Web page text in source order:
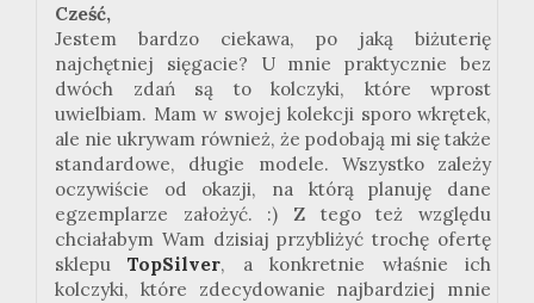
Cześć,
Jestem bardzo ciekawa, po jaką biżuterię
najchętniej sięgacie? U mnie praktycznie bez
dwóch zdań są to kolczyki, które wprost
uwielbiam. Mam w swojej kolekcji sporo wkrętek,
ale nie ukrywam również, że podobają mi się także
standardowe, długie modele. Wszystko zależy
oczywiście od okazji, na którą planuję dane
egzemplarze założyć. :) Z tego też względu
chciałabym Wam dzisiaj przybliżyć trochę ofertę
sklepuTopSilver, a konkretnie właśnie ich
kolczyki, które zdecydowanie najbardziej mnie